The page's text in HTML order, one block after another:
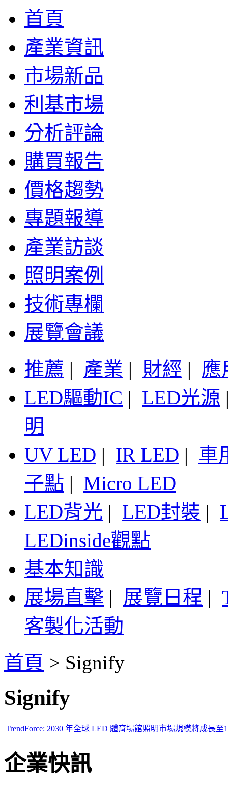
首頁
產業資訊
市場新品
利基市場
分析評論
購買報告
價格趨勢
專題報導
產業訪談
照明案例
技術專欄
展覽會議
推薦 | 產業 | 財經 | 應
LED驅動IC | LED光源
明
UV LED | IR LED | 車
子點 | Micro LED
LED背光 | LED封裝 |
LEDinside觀點
基本知識
展場直擊 | 展覽日程 |
客製化活動
首頁 > Signify
Signify
TrendForce: 2030 年全球 LED 體育場館照明市場規模將成長
企業快訊